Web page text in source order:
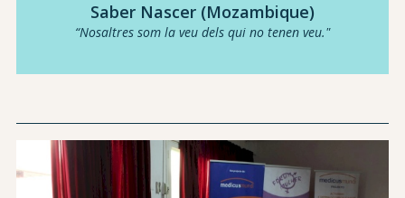
Saber Nascer (Mozambique)
“Nosaltres som la veu dels qui no tenen veu."